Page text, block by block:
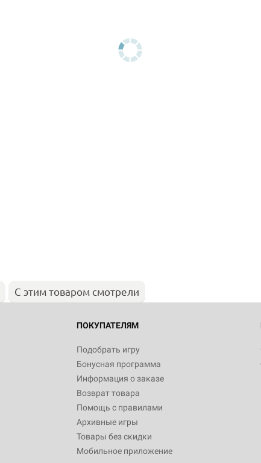
С этим товаром смотрели
ПОКУПАТЕЛЯМ
Подобрать игру
Бонусная программа
Информация о заказе
Возврат товара
Помощь с правилами
Архивные игры
Товары без скидки
Мобильное приложение